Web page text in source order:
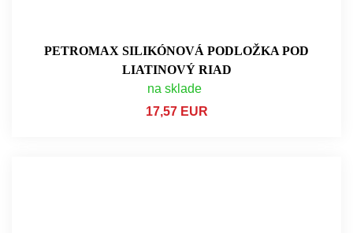
PETROMAX SILIKÓNOVÁ PODLOŽKA POD
LIATINOVÝ RIAD
na sklade
17,57 EUR